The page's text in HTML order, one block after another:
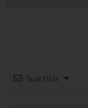
Suscribir